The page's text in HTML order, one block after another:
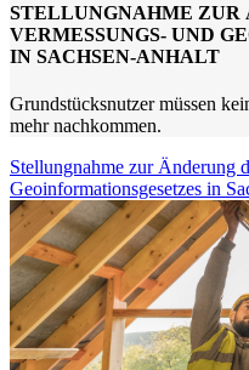
STELLUNGNAHME ZUR
VERMESSUNGS- UND
IN SACHSEN-ANHALT
Grundstücksnutzer müssen
mehr nachkommen.
Stellungnahme zur Änderung
Geoinformationsgesetzes in